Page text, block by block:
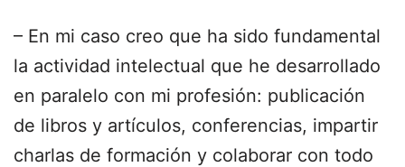
– En mi caso creo que ha sido fundamental
la actividad intelectual que he desarrollado
en paralelo con mi profesión: publicación
de libros y artículos, conferencias, impartir
charlas de formación y colaborar con todo